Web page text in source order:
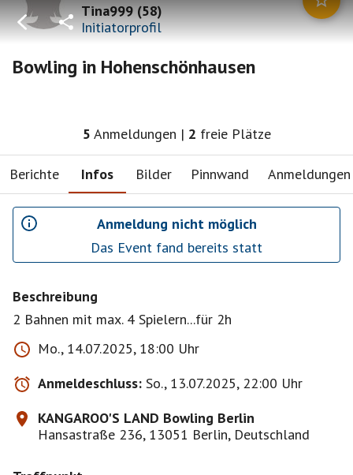
Tina999(58)
Initiatorprofil
Bowling in Hohenschönhausen
5 Anmeldungen | 2 freie Plätze
Berichte Infos Bilder Pinnwand Anmeldungen
Anmeldung nicht möglich
Das Event fand bereits statt
Beschreibung
2 Bahnen mit max. 4 Spielern...für 2h
Mo., 14.07.2025, 18:00 Uhr
Anmeldeschluss: So., 13.07.2025, 22:00 Uhr
KANGAROO'S LAND Bowling Berlin
Hansastraße 236, 13051 Berlin, Deutschland